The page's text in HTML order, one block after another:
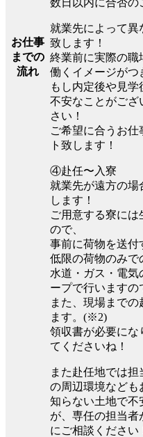
お仕事
までの
流れ
数日以内に合否の
就業先によって異
致します！
終業前に実際の職
働くイメージがつ
もし内定後や見
不安なことがござ
さい！
ご希望に合うお
ト致します！
④赴任〜入寮
就業先が遠方の
します！
ご用意する寮に
ので、
事前に荷物を送付
低限の荷物のみで
水道・ガス・電
ープで行いますの
また、現場まで
ます。(※2)
領収書が必要にな
てくださいね！
また赴任地では
の周辺環境なども
知らない土地で不
が、専任の担当者
にご相談ください